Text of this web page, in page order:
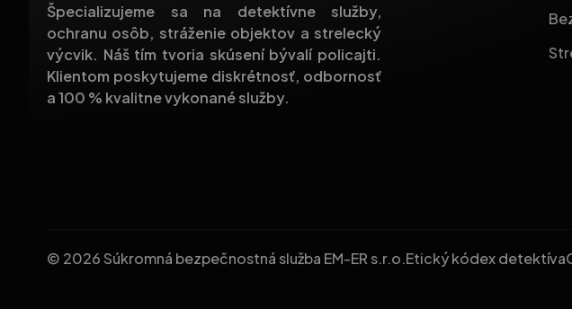
Špecializujeme sa na detektívne služby,
ochranu osôb, stráženie objektov a strelecký
výcvik. Náš tím tvoria skúsení bývalí policajti.
Klientom poskytujeme diskrétnosť, odbornosť
a 100 % kvalitne vykonané služby.
© 2026 Súkromná bezpečnostná služba EM-ER s.r.o.Etický kódex detektíva